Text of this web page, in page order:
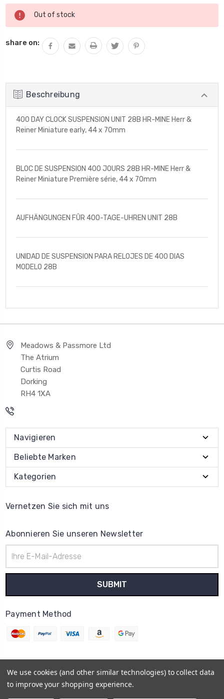
Aktueller
Lagerbestand:
Out of stock
share on:
Beschreibung
400 DAY CLOCK SUSPENSION UNIT 28B HR-MINE Herr &
Reiner Miniature early, 44 x 70mm
BLOC DE SUSPENSION 400 JOURS 28B HR-MINE Herr &
Reiner Miniature Première série, 44 x 70mm
AUFHÄNGUNGEN FÛR 400-TAGE-UHREN UNIT 28B
UNIDAD DE SUSPENSION PARA RELOJES DE 400 DIAS
MODELO 28B
Meadows & Passmore Ltd
The Atrium
Curtis Road
Dorking
RH4 1XA
Navigieren
Beliebte Marken
Kategorien
Vernetzen Sie sich mit uns
Abonnieren Sie unseren Newsletter
Mail-
Adresse
Payment Method
© 2026 Uhrenteile Lager
Powered byBigCommerce
We use cookies (and other similar technologies) to collect data
to improve your shopping experience.